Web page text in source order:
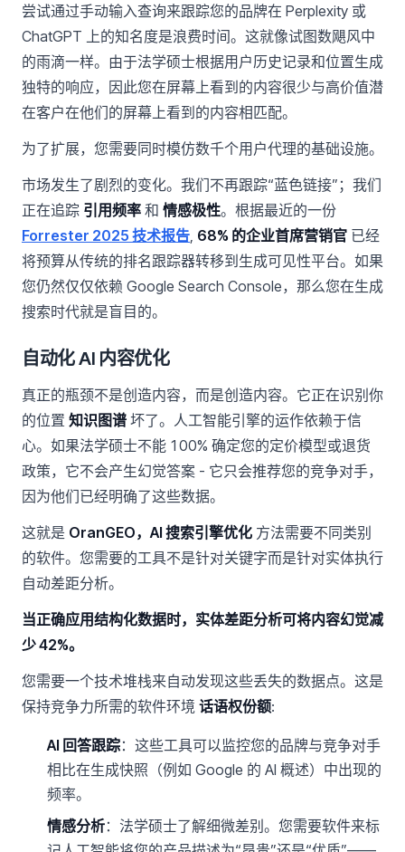
尝试通过手动输入查询来跟踪您的品牌在 Perplexity 或
ChatGPT 上的知名度是浪费时间。这就像试图数飓风中
的雨滴一样。由于法学硕士根据用户历史记录和位置生成
独特的响应，因此您在屏幕上看到的内容很少与高价值潜
在客户在他们的屏幕上看到的内容相匹配。
为了扩展，您需要同时模仿数千个用户代理的基础设施。
市场发生了剧烈的变化。我们不再跟踪“蓝色链接”；我们
正在追踪 引用频率 和 情感极性。根据最近的一份
Forrester 2025 技术报告 68% 的企业首席营销官 已经
将预算从传统的排名跟踪器转移到生成可见性平台。如果
您仍然仅仅依赖 Google Search Console，那么您在生成
搜索时代就是盲目的。
自动化 AI 内容优化
真正的瓶颈不是创造内容，而是创造内容。它正在识别你
的位置 知识图谱 坏了。人工智能引擎的运作依赖于信
心。如果法学硕士不能 100% 确定您的定价模型或退货
政策，它不会产生幻觉答案 - 它只会推荐您的竞争对手，
因为他们已经明确了这些数据。
这就是 OranGEO，AI 搜索引擎优化 方法需要不同类别
的软件。您需要的工具不是针对关键字而是针对实体执行
自动差距分析。
当正确应用结构化数据时，实体差距分析可将内容幻觉减
少 42%。
您需要一个技术堆栈来自动发现这些丢失的数据点。这是
保持竞争力所需的软件环境 话语权份额:
AI 回答跟踪：这些工具可以监控您的品牌与竞争对手
相比在生成快照（例如 Google 的 AI 概述）中出现的
频率。
情感分析：法学硕士了解细微差别。您需要软件来标